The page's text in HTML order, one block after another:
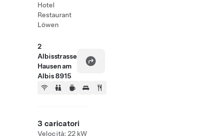
Hotel
Restaurant
Löwen
2
Albisstrasse
Hausen am
Albis 8915
3 caricatori
Velocità: 22 kW